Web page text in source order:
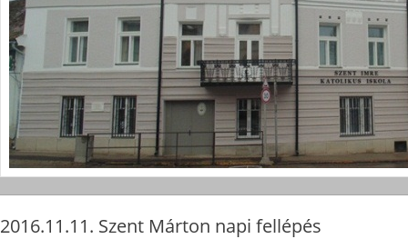
2016.11.11. Szent Márton napi fellépés